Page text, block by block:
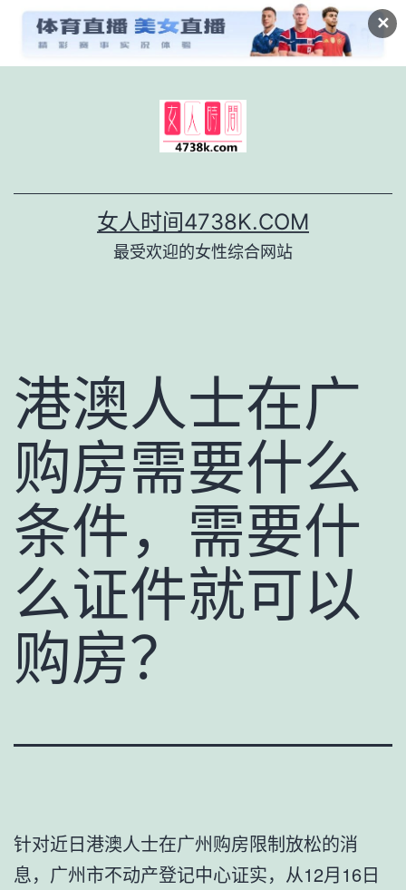
✕
女人时间4738K.COM
最受欢迎的女性综合网站
港澳人士在广
购房需要什么
条件，需要什
么证件就可以
购房？
针对近日港澳人士在广州购房限制放松的消
息，广州市不动产登记中心证实，从12月16日